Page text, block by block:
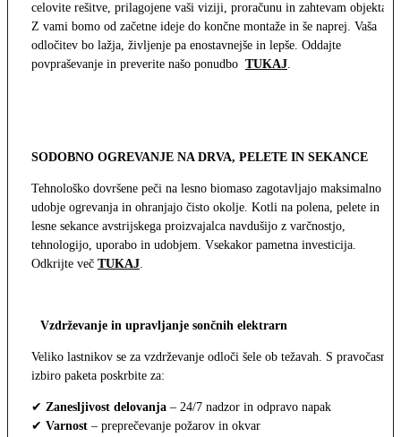
celovite rešitve, prilagojene vaši viziji, proračunu in zahtevam objekta.
Z vami bomo od začetne ideje do končne montaže in še naprej. Vaša
odločitev bo lažja, življenje pa enostavnejše in lepše. Oddajte
povpraševanje in preverite našo ponudbo TUKAJ.
SODOBNO OGREVANJE NA DRVA, PELETE IN SEKANCE
Tehnološko dovršene peči na lesno biomaso zagotavljajo maksimalno
udobje ogrevanja in ohranjajo čisto okolje. Kotli na polena, pelete in
lesne sekance avstrijskega proizvajalca navdušijo z varčnostjo,
tehnologijo, uporabo in udobjem. Vsekakor pametna investicija.
Odkrijte več TUKAJ.
Vzdrževanje in upravljanje sončnih elektrarn
Veliko lastnikov se za vzdrževanje odloči šele ob težavah. S pravočasno
izbiro paketa poskrbite za:
✔ Zanesljivost delovanja – 24/7 nadzor in odpravo napak
✔ Varnost – preprečevanje požarov in okvar